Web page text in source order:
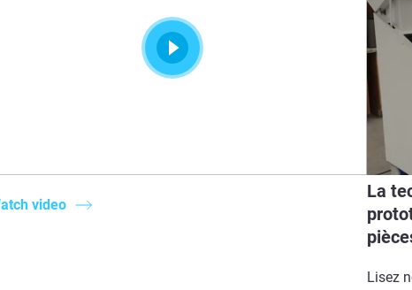
video
La
Lisez